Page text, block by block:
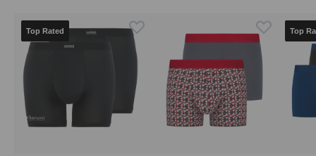
Top Rated Top